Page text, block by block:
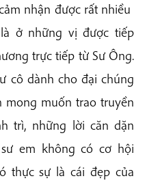
nhận được rất nhiều
ở những vị được tiếp
trực tiếp từ Sư Ông.
cô dành cho đại chúng
mong muốn trao truyền
trì, những lời căn dặn
em không có cơ hội
thực sự là cái đẹp của